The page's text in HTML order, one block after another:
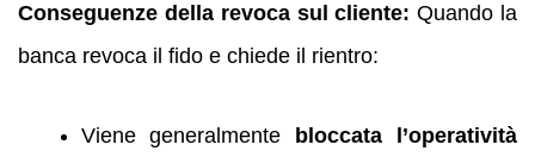
Conseguenze della revoca sul cliente: Quando la
banca revoca il fido e chiede il rientro:
Viene generalmente bloccata l’operatività